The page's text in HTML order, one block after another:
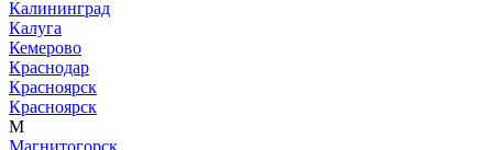
Калининград
Калуга
Кемерово
Краснодар
Красноярск
Красноярск
М